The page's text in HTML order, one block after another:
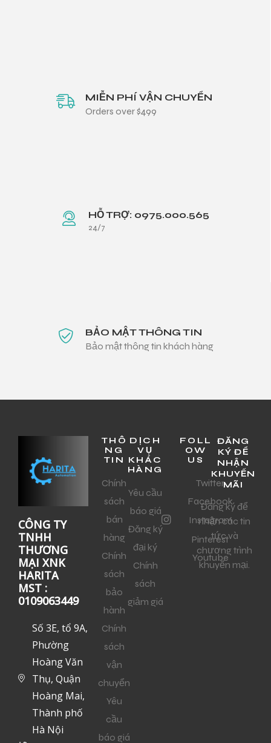
MIỄN PHÍ VẬN CHUYỂN
Orders over $499
HỖ TRỢ: 0975.000.565
24/7
BẢO MẬT THÔNG TIN
Bảo mật thông tin khách hàng
CÔNG TY
TNHH
THƯƠNG
MẠI XNK
HARITA
MST :
0109063449
Số 3E, tổ 9A,
Phường
Hoàng Văn
Thụ, Quận
Hoàng Mai,
Thành phố
Hà Nội
THÔ
NG
TIN
Chính
sách
bán
hàng
Chính
sách
bảo
hành
Chính
sách
vận
chuyển
Yêu
cầu
báo giá
DỊCH
VỤ
KHÁC
HÀNG
Yêu cầu
báo giá
Đăng ký
đại ký
Chính
sách
giảm giá
FOLL
OW
US
Twitter
Facebook
Instagram
Pinterest
Youtube
ĐĂNG
KÝ ĐỂ
NHẬN
KHUYẾN
MÃI
Đăng ký để
nhận các tin
tức và
chương trình
khuyến mại.